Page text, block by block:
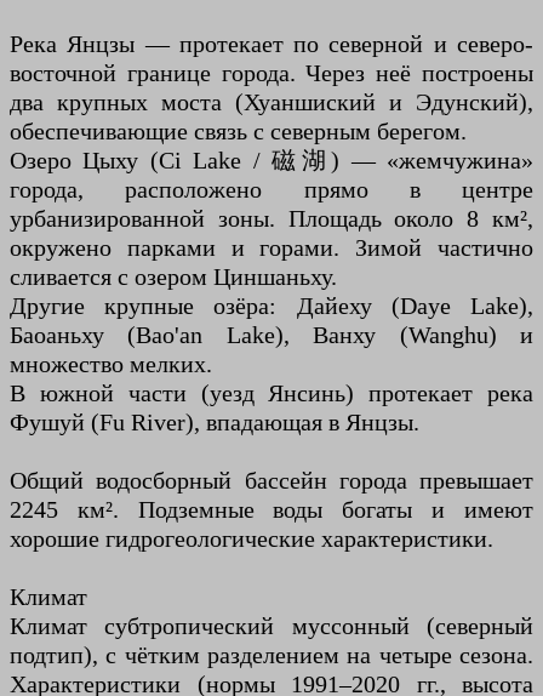
Река Янцзы — протекает по северной и северо-
восточной границе города. Через неё построены
два крупных моста (Хуаншиский и Эдунский),
обеспечивающие связь с северным берегом.
Озеро Цыху (Ci Lake / 磁湖) — «жемчужина»
города, расположено прямо в центре
урбанизированной зоны. Площадь около 8 км²,
окружено парками и горами. Зимой частично
сливается с озером Циншаньху.
Другие крупные озёра: Дайеху (Daye Lake),
Баоаньху (Bao'an Lake), Ванху (Wanghu) и
множество мелких.
В южной части (уезд Янсинь) протекает река
Фушуй (Fu River), впадающая в Янцзы.
Общий водосборный бассейн города превышает
2245 км². Подземные воды богаты и имеют
хорошие гидрогеологические характеристики.
Климат
Климат субтропический муссонный (северный
подтип), с чётким разделением на четыре сезона.
Характеристики (нормы 1991–2020 гг., высота